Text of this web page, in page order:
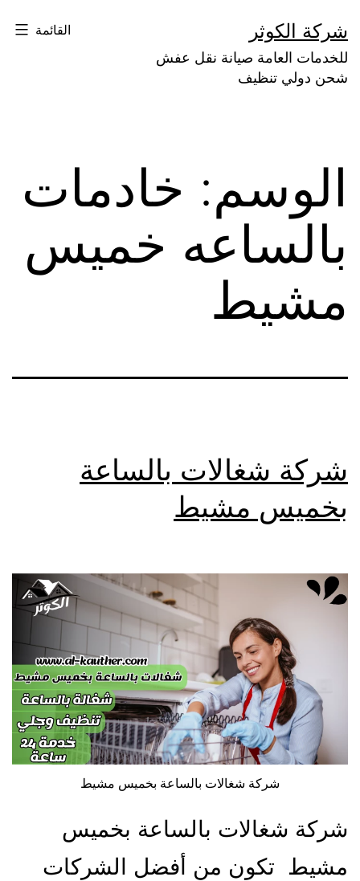
إلى
المحتوى
شركة الكوثر
للخدمات العامة صيانة نقل عفش
شحن دولي تنظيف
القائمة
الوسم: خادمات
بالساعه خميس
مشيط
شركة شغالات بالساعة
بخميس مشيط
شركة شغالات بالساعة بخميس مشيط
شركة شغالات بالساعة بخميس
مشيط تكون من أفضل الشركات